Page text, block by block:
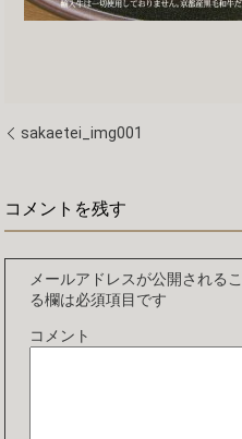
sakaetei_img001
コメントを残す
メールアドレスが公開される
る欄は必須項目です
コメント